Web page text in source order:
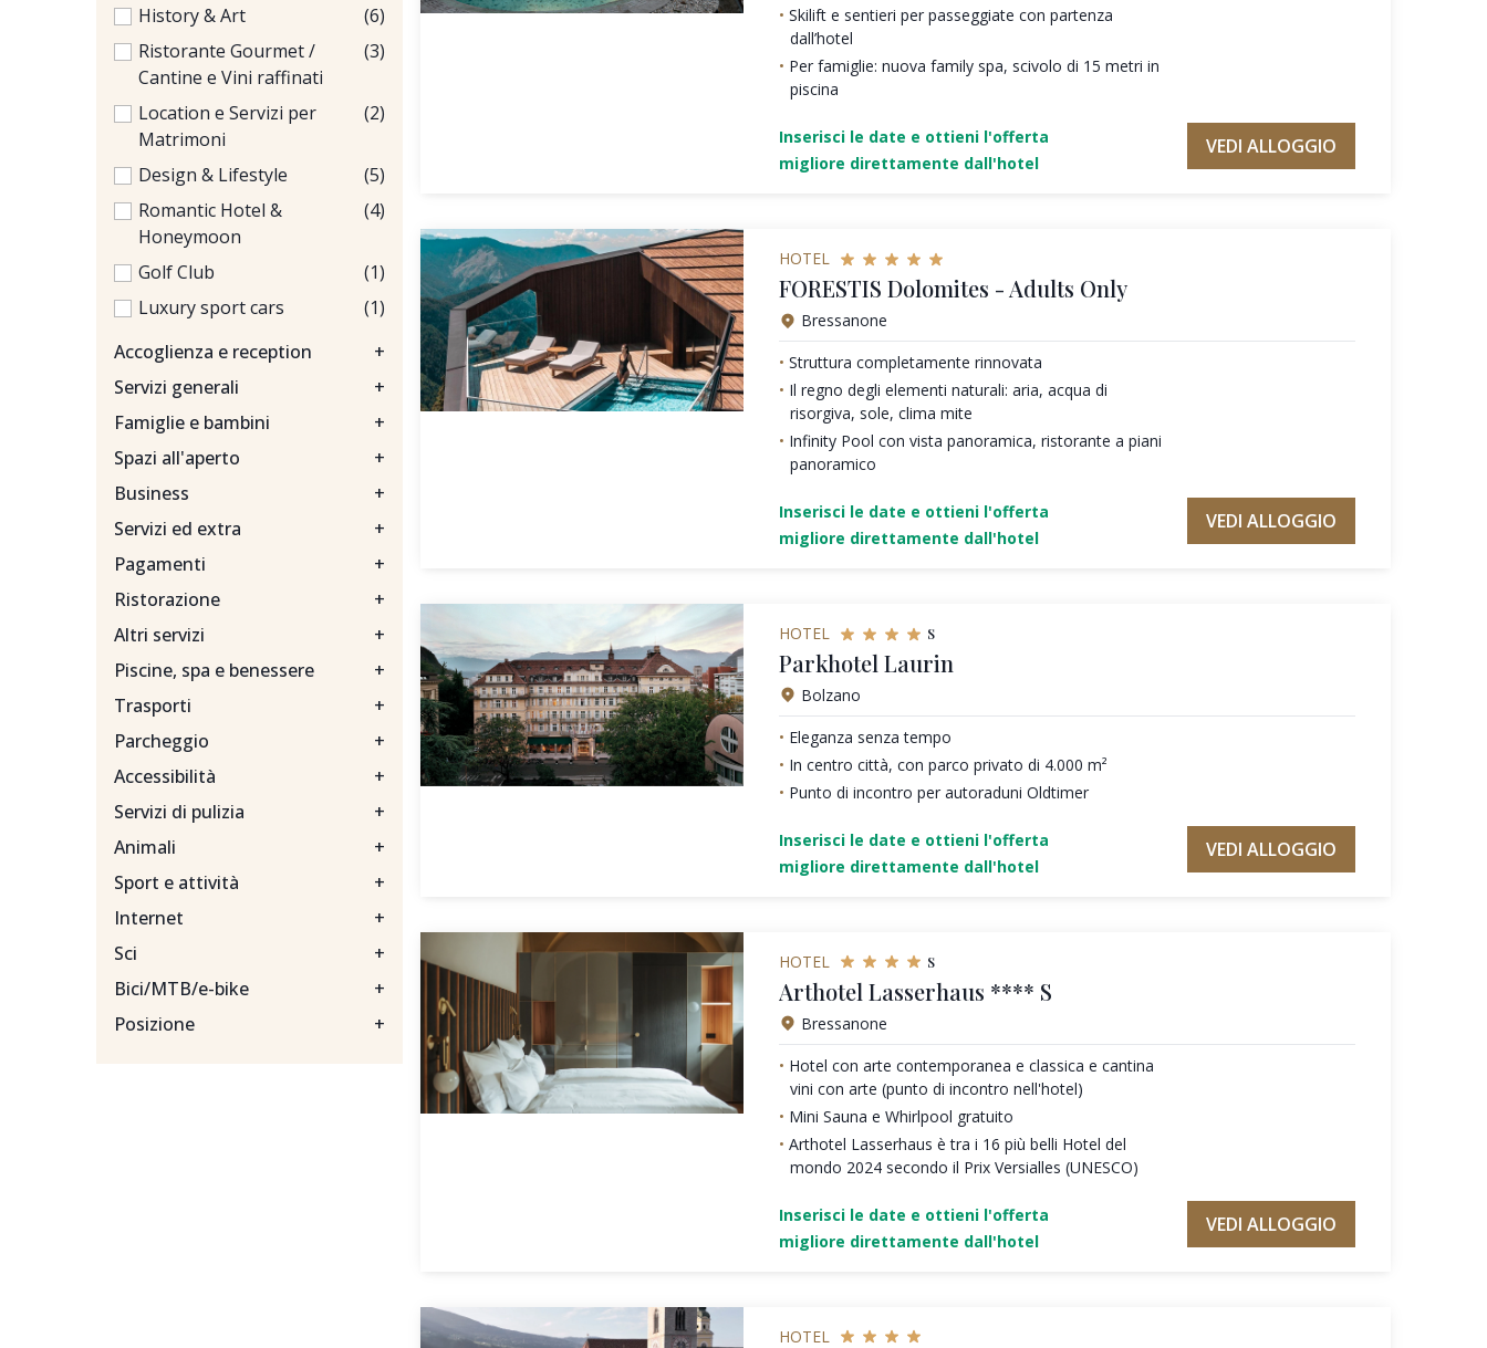
History & Art
(6)
Ristorante Gourmet /
Cantine e Vini raffinati
(3)
Location e Servizi per
Matrimoni
(2)
Design & Lifestyle
(5)
Romantic Hotel &
Honeymoon
(4)
Golf Club
(1)
Luxury sport cars
(1)
Accoglienza e reception
+
Servizi generali
+
Famiglie e bambini
+
Spazi all'aperto
+
Business
+
Servizi ed extra
+
Pagamenti
+
Ristorazione
+
Altri servizi
+
Piscine, spa e benessere
+
Trasporti
+
Parcheggio
+
Accessibilità
+
Servizi di pulizia
+
Animali
+
Sport e attività
+
Internet
+
Sci
+
Bici/MTB/e-bike
+
Posizione
+
Skilift e sentieri per passeggiate con partenza
dall’hotel
Per famiglie: nuova family spa, scivolo di 15 metri in
piscina
Inserisci le date e ottieni l'offerta
migliore direttamente dall'hotel
VEDI ALLOGGIO
HOTEL
FORESTIS Dolomites - Adults Only
Bressanone
Struttura completamente rinnovata
Il regno degli elementi naturali: aria, acqua di
risorgiva, sole, clima mite
Infinity Pool con vista panoramica, ristorante a piani
panoramico
Inserisci le date e ottieni l'offerta
migliore direttamente dall'hotel
VEDI ALLOGGIO
HOTEL s
Parkhotel Laurin
Bolzano
Eleganza senza tempo
In centro città, con parco privato di 4.000 m²
Punto di incontro per autoraduni Oldtimer
Inserisci le date e ottieni l'offerta
migliore direttamente dall'hotel
VEDI ALLOGGIO
HOTEL s
Arthotel Lasserhaus **** S
Bressanone
Hotel con arte contemporanea e classica e cantina
vini con arte (punto di incontro nell'hotel)
Mini Sauna e Whirlpool gratuito
Arthotel Lasserhaus è tra i 16 più belli Hotel del
mondo 2024 secondo il Prix Versialles (UNESCO)
Inserisci le date e ottieni l'offerta
migliore direttamente dall'hotel
VEDI ALLOGGIO
HOTEL